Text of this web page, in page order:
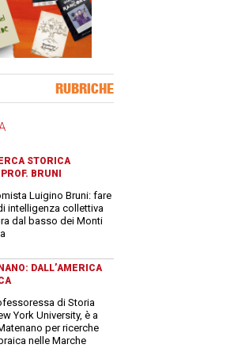
RUBRICHE
STORICA
BRUNI
Luigino Bruni: fare
intelligenza collettiva
dal basso dei Monti
DALL’AMERICA
di Storia
York University, è a
per ricerche
nelle Marche